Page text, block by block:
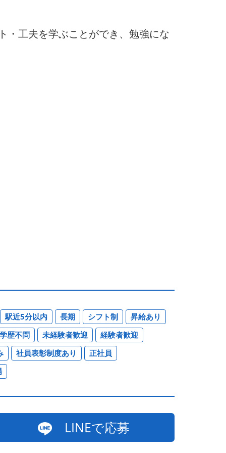
・工夫を学ぶことができ、勉強にな
駅近5分以内 長期 シフト制
昇給あり
学歴不問
未経験者歓迎
経験者歓迎
社員表彰制度あり
正社員
LINEで応募